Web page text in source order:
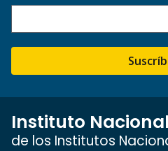
Instituto
de los Institutos